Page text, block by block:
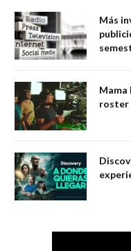
Más
Mama
roster